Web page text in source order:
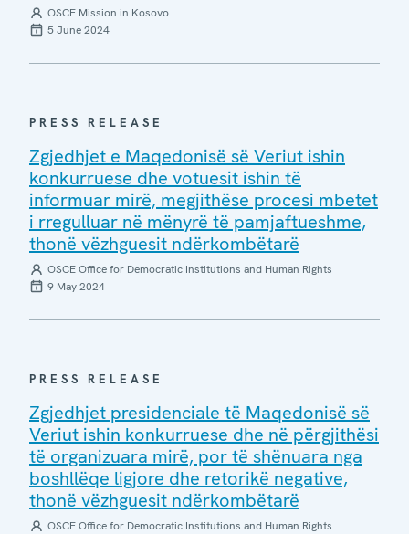
OSCE Mission in Kosovo
5 June 2024
PRESS RELEASE
Zgjedhjet e Maqedonisë së Veriut ishin
konkurruese dhe votuesit ishin të
informuar mirë, megjithëse procesi mbetet
i rregulluar në mënyrë të pamjaftueshme,
thonë vëzhguesit ndërkombëtarë
OSCE Office for Democratic Institutions and Human Rights
9 May 2024
PRESS RELEASE
Zgjedhjet presidenciale të Maqedonisë së
Veriut ishin konkurruese dhe në përgjithësi
të organizuara mirë, por të shënuara nga
boshllëqe ligjore dhe retorikë negative,
thonë vëzhguesit ndërkombëtarë
OSCE Office for Democratic Institutions and Human Rights